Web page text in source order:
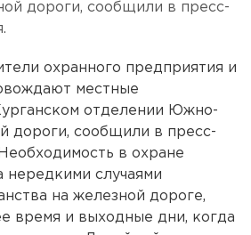
дороги, сообщили в пресс-
охранного предприятия и
местные
отделении Южно-
дороги, сообщили в пресс-
в охране
нередкими случаями
на железной дороге,
время и выходные дни, когда